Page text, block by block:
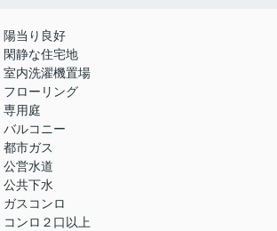
陽当り良好
閑静な住宅地
室内洗濯機置場
フローリング
専用庭
バルコニー
都市ガス
公営水道
公共下水
ガスコンロ
コンロ２口以上